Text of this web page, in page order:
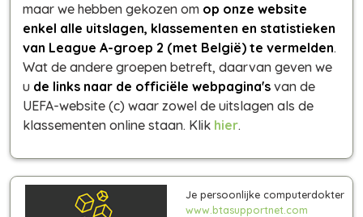
maar we hebben gekozen om op onze website
enkel alle uitslagen, klassementen en statistieken
van League A-groep 2 (met België) te vermelden.
Wat de andere groepen betreft, daarvan geven we
u de links naar de officiële webpagina's van de
UEFA-website (c) waar zowel de uitslagen als de
klassementen online staan. Klik hier.
Je persoonlijke computerdokter
www.btasupportnet.com